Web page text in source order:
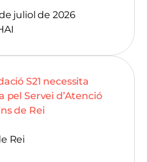
juliol de 2026
S21 necessita
pel Servei d’Atenció
de Rei
Rei